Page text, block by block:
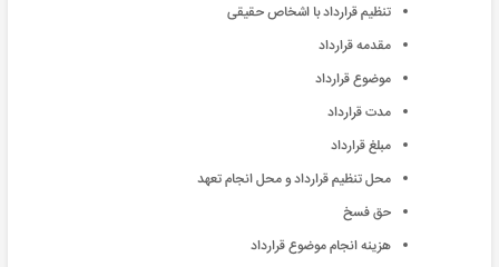
تنظیم قرارداد با اشخاص حقیقی
مقدمه قرارداد
موضوع قرارداد
مدت قرارداد
مبلغ قرارداد
محل تنظیم قرارداد و محل انجام تعهد
حق فسخ
هزینه انجام موضوع قرارداد